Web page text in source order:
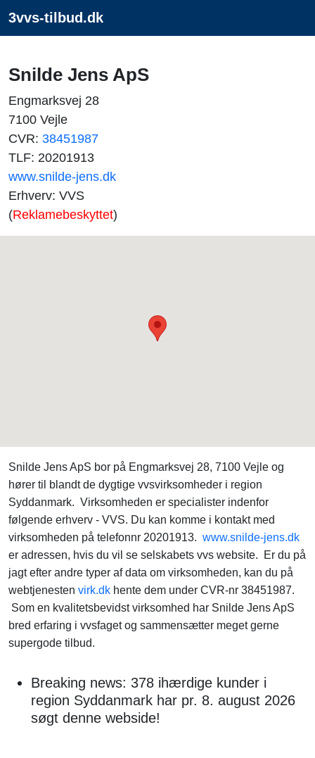
3vvs-tilbud.dk
Snilde Jens ApS
Engmarksvej 28
7100 Vejle
CVR: 38451987
TLF: 20201913
www.snilde-jens.dk
Erhverv: VVS
(Reklamebeskyttet)
Snilde Jens ApS bor på Engmarksvej 28, 7100 Vejle og
hører til blandt de dygtige vvsvirksomheder i region
Syddanmark. Virksomheden er specialister indenfor
følgende erhverv - VVS. Du kan komme i kontakt med
virksomheden på telefonnr 20201913. www.snilde-jens.dk
er adressen, hvis du vil se selskabets vvs website. Er du på
jagt efter andre typer af data om virksomheden, kan du på
webtjenesten virk.dk hente dem under CVR-nr 38451987.
Som en kvalitetsbevidst virksomhed har Snilde Jens ApS
bred erfaring i vvsfaget og sammensætter meget gerne
supergode tilbud.
Breaking news: 378 ihærdige kunder i
region Syddanmark har pr. 8. august 2026
søgt denne webside!